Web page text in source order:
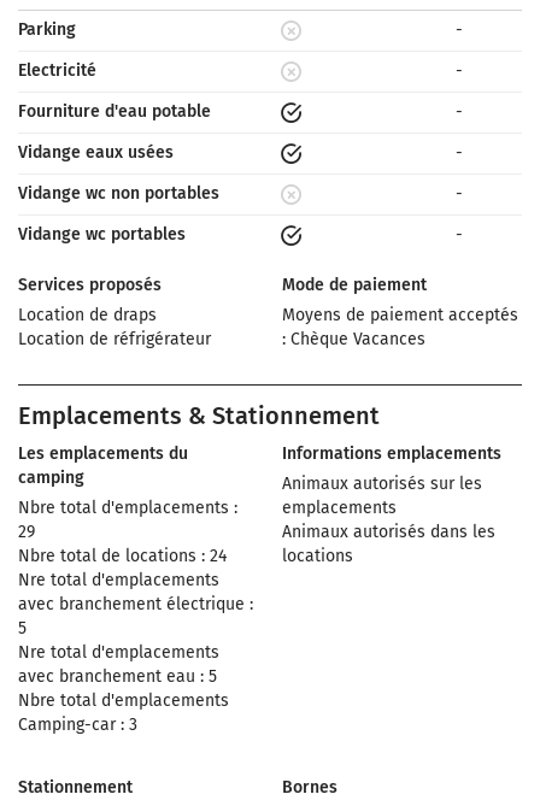
Parking
-
Electricité
-
Fourniture d'eau potable
-
Vidange eaux usées
-
Vidange wc non portables
-
Vidange wc portables
-
Services proposés
Location de draps
Location de réfrigérateur
Mode de paiement
Moyens de paiement acceptés
: Chèque Vacances
Emplacements & Stationnement
Les emplacements du
camping
Nbre total d'emplacements :
29
Nbre total de locations : 24
Nre total d'emplacements
avec branchement électrique :
5
Nre total d'emplacements
avec branchement eau : 5
Nbre total d'emplacements
Camping-car : 3
Informations emplacements
Animaux autorisés sur les
emplacements
Animaux autorisés dans les
locations
Stationnement
Bornes